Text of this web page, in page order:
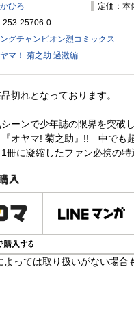
ひろ
定価：本
253-25706-0
グチャンピオン烈コミックス
マ！ 菊之助 過激編
切れとなっております。
ーンで少年誌の限界を突破
『オヤマ! 菊之助』!! 中でも
冊に凝縮したファン必携の特
っては取り扱いがない場合